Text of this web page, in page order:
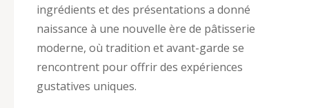
ingrédients et des présentations a donné
naissance à une nouvelle ère de pâtisserie
moderne, où tradition et avant-garde se
rencontrent pour offrir des expériences
gustatives uniques.